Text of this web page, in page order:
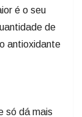
é o seu
de
antioxidante
só dá mais